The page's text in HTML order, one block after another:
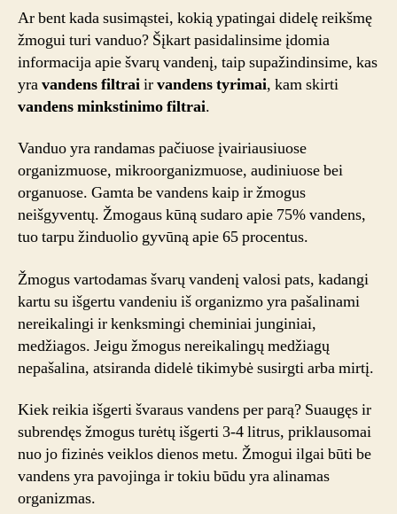
ir
Ar bent kada susimąstei, kokią ypatingai didelę reikšmę
žmogui turi vanduo? Šįkart pasidalinsime įdomia
informacija apie švarų vandenį, taip supažindinsime, kas
yravandens filtraiirvandens tyrimai, kam skirti
vandens minkstinimo filtrai.
Vanduo yra randamas pačiuose įvairiausiuose
organizmuose, mikroorganizmuose, audiniuose bei
organuose. Gamta be vandens kaip ir žmogus
neišgyventų. Žmogaus kūną sudaro apie 75% vandens,
tuo tarpu žinduolio gyvūną apie 65 procentus.
Žmogus vartodamas švarų vandenį valosi pats, kadangi
kartu su išgertu vandeniu iš organizmo yra pašalinami
nereikalingi ir kenksmingi cheminiai junginiai,
medžiagos. Jeigu žmogus nereikalingų medžiagų
nepašalina, atsiranda didelė tikimybė susirgti arba mirtį.
Kiek reikia išgerti švaraus vandens per parą? Suaugęs ir
subrendęs žmogus turėtų išgerti 3-4 litrus, priklausomai
nuo jo fizinės veiklos dienos metu. Žmogui ilgai būti be
vandens yra pavojinga ir tokiu būdu yra alinamas
organizmas.